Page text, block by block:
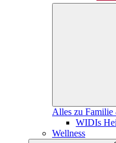
Alles zu
WIDIs
Wellness